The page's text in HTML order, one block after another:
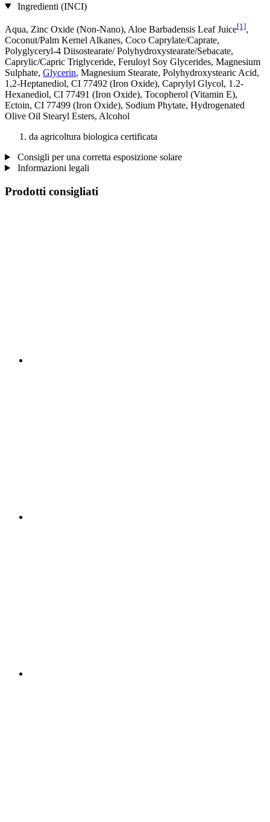
Ingredienti (INCI)
Aqua, Zinc Oxide (Non-Nano), Aloe Barbadensis Leaf Juice[1],
Coconut/Palm Kernel Alkanes, Coco Caprylate/Caprate,
Polyglyceryl-4 Diisostearate/ Polyhydroxystearate/Sebacate,
Caprylic/Capric Triglyceride, Feruloyl Soy Glycerides, Magnesium
Sulphate, Glycerin, Magnesium Stearate, Polyhydroxystearic Acid,
1,2-Heptanediol, CI 77492 (Iron Oxide), Caprylyl Glycol, 1.2-
Hexanediol, CI 77491 (Iron Oxide), Tocopherol (Vitamin E),
Ectoin, CI 77499 (Iron Oxide), Sodium Phytate, Hydrogenated
Olive Oil Stearyl Esters, Alcohol
da agricoltura biologica certificata
Consigli per una corretta esposizione solare
Informazioni legali
Prodotti consigliati